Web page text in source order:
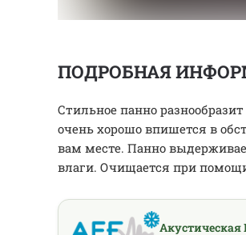
ПОДРОБНАЯ
Стильное панно
очень хорошо впишется в
вам месте. Панно
влаги. Очищается при